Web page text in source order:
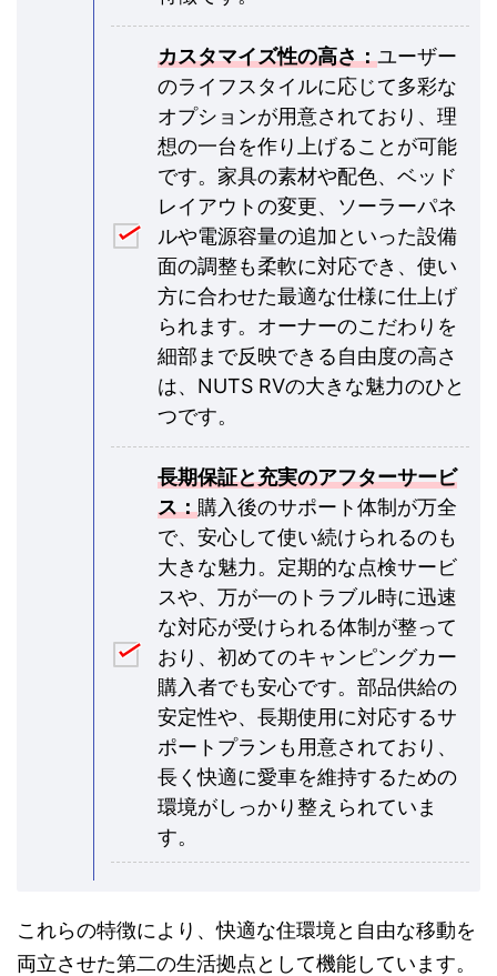
カスタマイズ性の高さ：ユーザー
のライフスタイルに応じて多彩な
オプションが用意されており、理
想の一台を作り上げることが可能
です。家具の素材や配色、ベッド
レイアウトの変更、ソーラーパネ
ルや電源容量の追加といった設備
面の調整も柔軟に対応でき、使い
方に合わせた最適な仕様に仕上げ
られます。オーナーのこだわりを
細部まで反映できる自由度の高さ
は、NUTS RVの大きな魅力のひと
つです。
長期保証と充実のアフターサービ
ス：購入後のサポート体制が万全
で、安心して使い続けられるのも
大きな魅力。定期的な点検サービ
スや、万が一のトラブル時に迅速
な対応が受けられる体制が整って
おり、初めてのキャンピングカー
購入者でも安心です。部品供給の
安定性や、長期使用に対応するサ
ポートプランも用意されており、
長く快適に愛車を維持するための
環境がしっかり整えられていま
す。
これらの特徴により、快適な住環境と自由な移動を
両立させた第二の生活拠点として機能しています。